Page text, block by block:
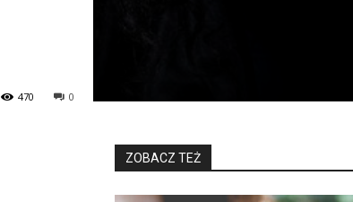
0
470
ZOBACZ TEŻ